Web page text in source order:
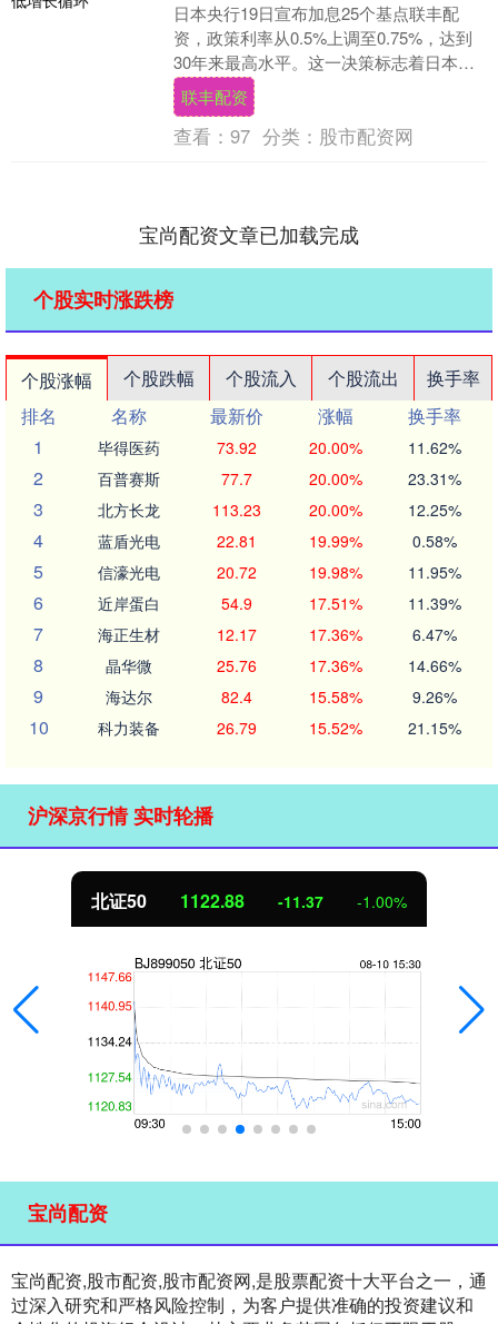
日本央行19日宣布加息25个基点联丰配
资，政策利率从0.5%上调至0.75%，达到
30年来最高水平。这一决策标志着日本货
币政策的重大转向，旨在打破长期低利
率、低....
联丰配资
查看： 97 分类： 股市配资网
宝尚配资文章已加载完成
个股实时涨跌榜
个股涨幅 个股跌幅 个股流入 个股流出
换手率
排名
名称 最新价 涨幅
换手率
1
毕得医药 73.92 20.00% 11.62%
2 百普赛斯 77.7 20.00% 23.31%
3 北方长龙 113.23 20.00% 12.25%
4 蓝盾光电 22.81 19.99% 0.58%
5 信濠光电 20.72 19.98% 11.95%
6 近岸蛋白 54.9 17.51% 11.39%
7 海正生材 12.17 17.36% 6.47%
8 晶华微 25.76 17.36% 14.66%
9 海达尔 82.4 15.58% 9.26%
10 科力装备 26.79 15.52% 21.15%
沪深京行情 实时轮播
北证50 1122.88 -11.37 -1.00%
宝尚配资
宝尚配资,股市配资,股市配资网,是股票配资十大平台之一，通
过深入研究和严格风险控制，为客户提供准确的投资建议和